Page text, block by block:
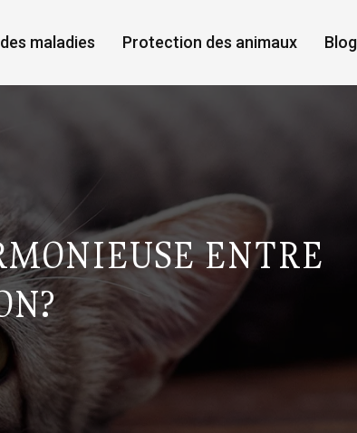
maladies Protection des animaux Blog
ENTRE